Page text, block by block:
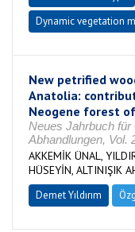
Dynamic vegetation
New petrified
Anatolia:
Neogene forest
Neues Jahrbuch für
Abhandlungen, Vol.
AKKEMİK ÜNAL,
HÜSEYİN, ALTINIŞIK
Demet Yıldırım